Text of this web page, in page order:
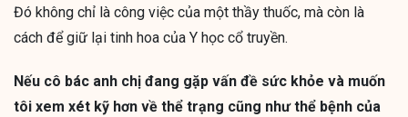
Đó không chỉ là công việc của một thầy thuốc, mà còn là
cách để giữ lại tinh hoa của Y học cổ truyền.
Nếu cô bác anh chị đang gặp vấn đề sức khỏe và muốn
tôi xem xét kỹ hơn về thể trạng cũng như thể bệnh của